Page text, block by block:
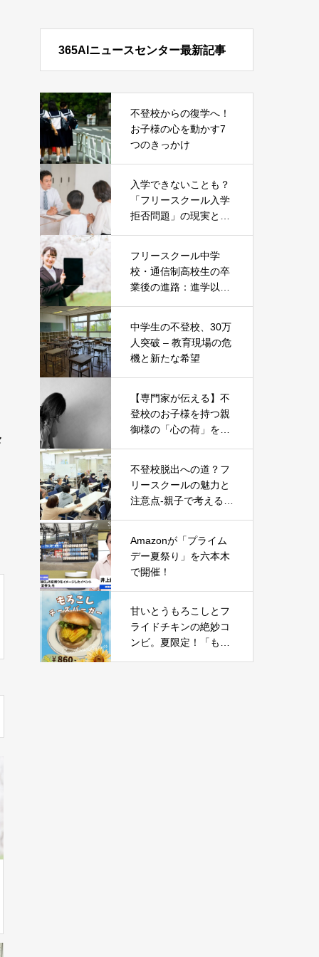
365AIニュースセンター最新記事
不登校からの復学へ！
お子様の心を動かす7
つのきっかけ
入学できないことも？
「フリースクール入学
拒否問題」の現実とそ
フリースクール中学
校・通信制高校生の卒
業後の進路：進学以外
中学生の不登校、30万
人突破 – 教育現場の危
機と新たな希望
【専門家が伝える】不
登校のお子様を持つ親
御様の「心の荷」を軽
不登校脱出への道？フ
リースクールの魅力と
注意点-親子で考える新
Amazonが「プライム
デー夏祭り」を六本木
で開催！
甘いとうもろこしとフ
ライドチキンの絶妙コ
ンビ。夏限定！「もろ